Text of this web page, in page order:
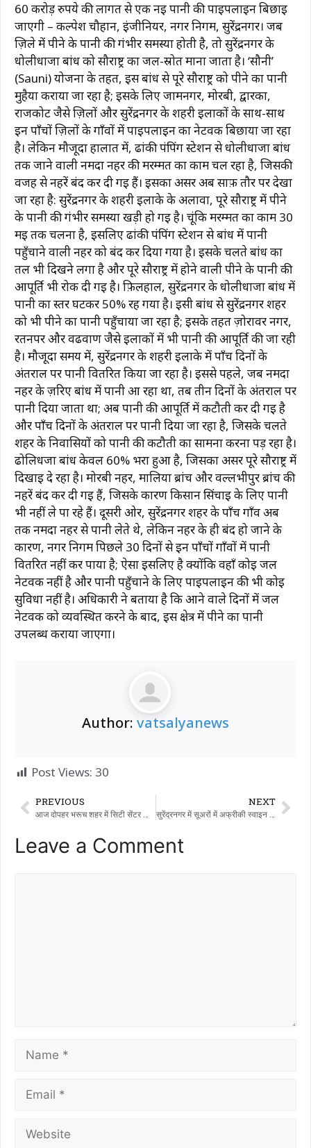
60 करोड़ रुपये की लागत से एक नई पानी की पाइपलाइन बिछाई
जाएगी – कल्पेश चौहान, इंजीनियर, नगर निगम, सुरेंद्रनगर। जब
ज़िले में पीने के पानी की गंभीर समस्या होती है, तो सुरेंद्रनगर के
धोलीधाजा बांध को सौराष्ट्र का जल-स्रोत माना जाता है। ‘सौनी’
(Sauni) योजना के तहत, इस बांध से पूरे सौराष्ट्र को पीने का पानी
मुहैया कराया जा रहा है; इसके लिए जामनगर, मोरबी, द्वारका,
राजकोट जैसे ज़िलों और सुरेंद्रनगर के शहरी इलाकों के साथ-साथ
इन पाँचों ज़िलों के गाँवों में पाइपलाइन का नेटवर्क बिछाया जा रहा
है। लेकिन मौजूदा हालात में, ढांकी पंपिंग स्टेशन से धोलीधाजा बांध
तक जाने वाली नर्मदा नहर की मरम्मत का काम चल रहा है, जिसकी
वजह से नहरें बंद कर दी गई हैं। इसका असर अब साफ़ तौर पर देखा
जा रहा है: सुरेंद्रनगर के शहरी इलाके के अलावा, पूरे सौराष्ट्र में पीने
के पानी की गंभीर समस्या खड़ी हो गई है। चूंकि मरम्मत का काम 30
मई तक चलना है, इसलिए ढांकी पंपिंग स्टेशन से बांध में पानी
पहुँचाने वाली नहर को बंद कर दिया गया है। इसके चलते बांध का
तल भी दिखने लगा है और पूरे सौराष्ट्र में होने वाली पीने के पानी की
आपूर्ति भी रोक दी गई है। फ़िलहाल, सुरेंद्रनगर के धोलीधाजा बांध में
पानी का स्तर घटकर 50% रह गया है। इसी बांध से सुरेंद्रनगर शहर
को भी पीने का पानी पहुँचाया जा रहा है; इसके तहत ज़ोरावर नगर,
रतनपर और वढवाण जैसे इलाकों में भी पानी की आपूर्ति की जा रही
है। मौजूदा समय में, सुरेंद्रनगर के शहरी इलाके में पाँच दिनों के
अंतराल पर पानी वितरित किया जा रहा है। इससे पहले, जब नर्मदा
नहर के ज़रिए बांध में पानी आ रहा था, तब तीन दिनों के अंतराल पर
पानी दिया जाता था; अब पानी की आपूर्ति में कटौती कर दी गई है
और पाँच दिनों के अंतराल पर पानी दिया जा रहा है, जिसके चलते
शहर के निवासियों को पानी की कटौती का सामना करना पड़ रहा है।
ढोलिधजा बांध केवल 60% भरा हुआ है, जिसका असर पूरे सौराष्ट्र में
दिखाई दे रहा है। मोरबी नहर, मालिया ब्रांच और वल्लभीपुर ब्रांच की
नहरें बंद कर दी गई हैं, जिसके कारण किसान सिंचाई के लिए पानी
भी नहीं ले पा रहे हैं। दूसरी ओर, सुरेंद्रनगर शहर के पाँच गाँव अब
तक नर्मदा नहर से पानी लेते थे, लेकिन नहर के ही बंद हो जाने के
कारण, नगर निगम पिछले 30 दिनों से इन पाँचों गाँवों में पानी
वितरित नहीं कर पाया है; ऐसा इसलिए है क्योंकि वहाँ कोई जल
नेटवर्क नहीं है और पानी पहुँचाने के लिए पाइपलाइन की भी कोई
सुविधा नहीं है। अधिकारी ने बताया है कि आने वाले दिनों में जल
नेटवर्क को व्यवस्थित करने के बाद, इस क्षेत्र में पीने का पानी
उपलब्ध कराया जाएगा।
Author: vatsalyanews
Post Views: 30
PREVIOUS
आज दोपहर भरूच शहर में सिटी सेंटर डिपो के बाहर एक दुर्घटना हो गई, जब एक ST बस के ड्राइवर का स्टीयरिंग व्हील से नियंत्रण हट गया। इस दुर्घटना में मोपेड चला रही एक महिला गंभीर रूप से घायल हो गई।
NEXT
सुरेंद्रनगर में सूअरों में अफ्रीकी स्वाइन फीवर के प्रकोप का कोई इलाज नहीं है।
Leave a Comment